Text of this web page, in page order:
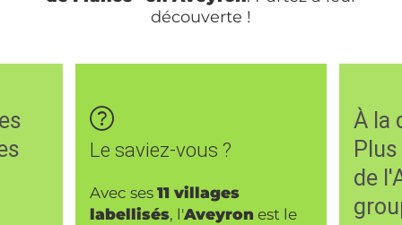
découverte !
Le saviez-vous ?
Avec ses 11 villages
labellisés, l'Aveyron est le
À la
de